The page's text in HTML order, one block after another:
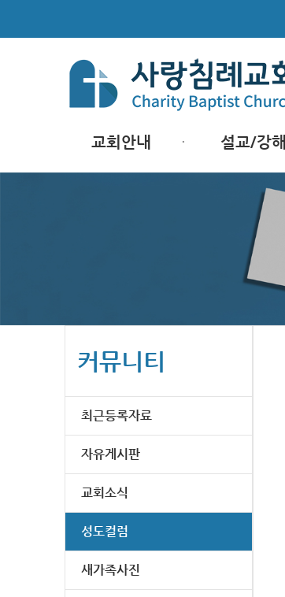
교회안내 설교/강해
커뮤니티
최근등록자료
자유게시판
교회소식
성도컬럼
새가족사진